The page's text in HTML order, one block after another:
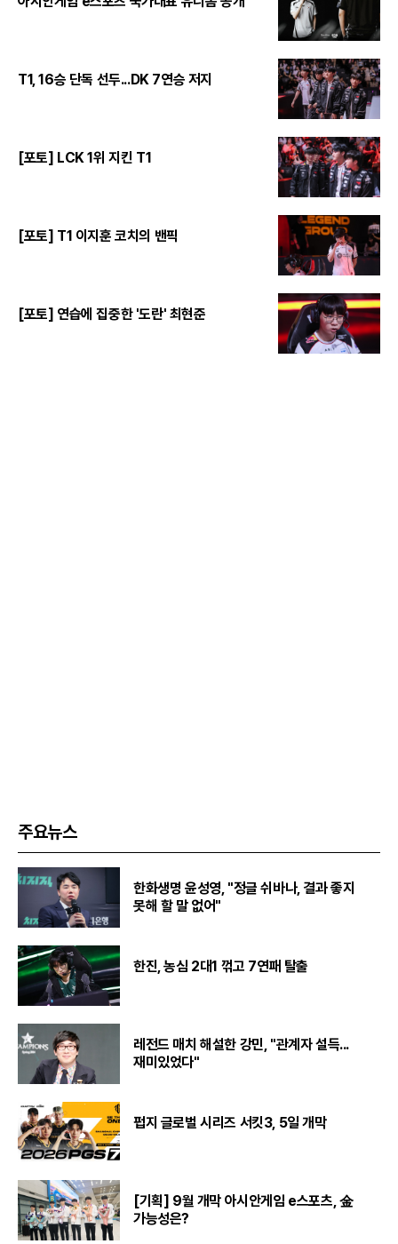
T1, 16승 단독 선두...DK 7연승 저지
[포토] LCK 1위 지킨 T1
[포토] T1 이지훈 코치의 밴픽
[포토] 연습에 집중한 '도란' 최현준
주요뉴스
한화생명 윤성영, "정글 쉬바나, 결과 좋지
못해 할 말 없어"
한진, 농심 2대1 꺾고 7연패 탈출
레전드 매치 해설한 강민, "관계자 설득...
재미있었다"
펍지 글로벌 시리즈 서킷3, 5일 개막
[기획] 9월 개막 아시안게임 e스포츠, 金
가능성은?